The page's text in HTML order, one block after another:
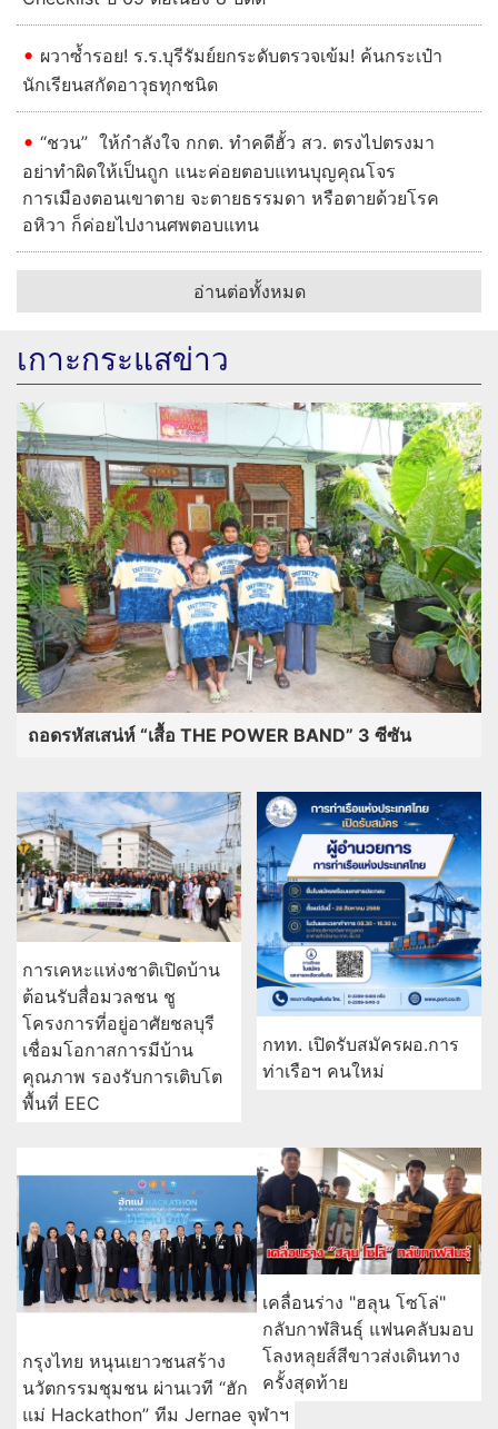
ผวาซ้ำรอย! ร.ร.บุรีรัมย์ยกระดับตรวจเข้ม! ค้นกระเป๋า
นักเรียนสกัดอาวุธทุกชนิด
“ชวน” ให้กำลังใจ กกต. ทำคดีฮั้ว สว. ตรงไปตรงมา
อย่าทำผิดให้เป็นถูก แนะค่อยตอบแทนบุญคุณโจร
การเมืองตอนเขาตาย จะตายธรรมดา หรือตายด้วยโรค
อหิวา ก็ค่อยไปงานศพตอบแทน
อ่านต่อทั้งหมด
เกาะกระแสข่าว
ถอดรหัสเสน่ห์ “เสื้อ THE POWER BAND” 3 ซีซัน
การเคหะแห่งชาติเปิดบ้าน
ต้อนรับสื่อมวลชน ชู
โครงการที่อยู่อาศัยชลบุรี
เชื่อมโอกาสการมีบ้าน
คุณภาพ รองรับการเติบโต
พื้นที่ EEC
กทท. เปิดรับสมัครผอ.การ
ท่าเรือฯ คนใหม่
กรุงไทย หนุนเยาวชนสร้าง
นวัตกรรมชุมชน ผ่านเวที “ฮัก
แม่ Hackathon” ทีม Jernae จุฬาฯ
เคลื่อนร่าง "ฮลุน โซโล่"
กลับกาฬสินธุ์ แฟนคลับมอบ
โลงหลุยส์สีขาวส่งเดินทาง
ครั้งสุดท้าย